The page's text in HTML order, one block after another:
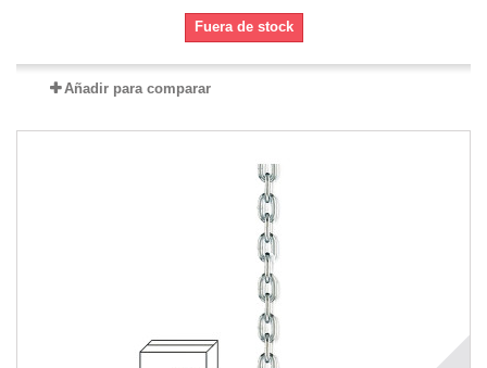
Fuera de stock
Añadir para comparar